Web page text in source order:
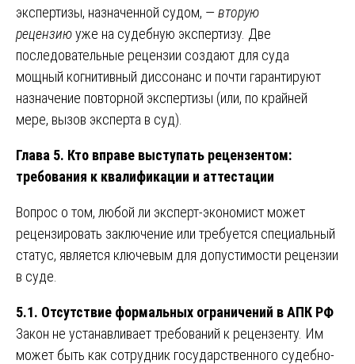
экспертизы, назначенной судом, —вторую
рецензиюуже на судебную экспертизу. Две
последовательные рецензии создают для суда
мощный когнитивный диссонанс и почти гарантируют
назначение повторной экспертизы (или, по крайней
мере, вызов эксперта в суд).
Глава 5. Кто вправе выступать рецензентом:
требования к квалификации и аттестации
Вопрос о том, любой ли эксперт-экономист может
рецензировать заключение или требуется специальный
статус, является ключевым для допустимости рецензии
в суде.
5.1. Отсутствие формальных ограничений в АПК РФ
Закон не устанавливает требований к рецензенту. Им
может быть как сотрудник государственного судебно-